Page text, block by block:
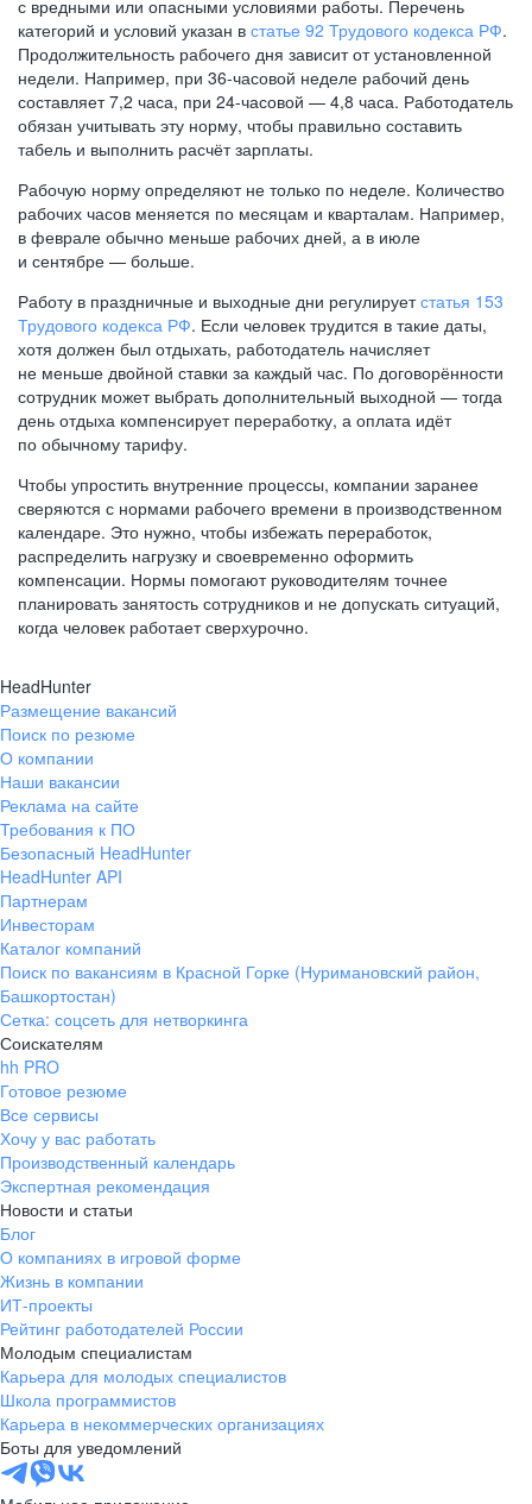
с вредными или опасными условиями работы. Перечень
категорий и условий указан в статье 92 Трудового кодекса РФ.
Продолжительность рабочего дня зависит от установленной
недели. Например, при 36-часовой неделе рабочий день
составляет 7,2 часа, при 24-часовой — 4,8 часа. Работодатель
обязан учитывать эту норму, чтобы правильно составить
табель и выполнить расчёт зарплаты.
Рабочую норму определяют не только по неделе. Количество
рабочих часов меняется по месяцам и кварталам. Например,
в феврале обычно меньше рабочих дней, а в июле
и сентябре — больше.
Работу в праздничные и выходные дни регулируетстатья 153
Трудового кодекса РФ. Если человек трудится в такие даты,
хотя должен был отдыхать, работодатель начисляет
не меньше двойной ставки за каждый час. По договорённости
сотрудник может выбрать дополнительный выходной — тогда
день отдыха компенсирует переработку, а оплата идёт
по обычному тарифу.
Чтобы упростить внутренние процессы, компании заранее
сверяются с нормами рабочего времени в производственном
календаре. Это нужно, чтобы избежать переработок,
распределить нагрузку и своевременно оформить
компенсации. Нормы помогают руководителям точнее
планировать занятость сотрудников и не допускать ситуаций,
когда человек работает сверхурочно.
HeadHunter
Размещение вакансий
Поиск по резюме
О компании
Наши вакансии
Реклама на сайте
Требования к ПО
Безопасный HeadHunter
HeadHunter API
Партнерам
Инвесторам
Каталог компаний
Поиск по вакансиям в Красной Горке (Нуримановский район,
Башкортостан)
Сетка: соцсеть для нетворкинга
Соискателям
hh PRO
Готовое резюме
Все сервисы
Хочу у вас работать
Производственный календарь
Экспертная рекомендация
Новости и статьи
Блог
О компаниях в игровой форме
Жизнь в компании
ИТ-проекты
Рейтинг работодателей России
Молодым специалистам
Карьера для молодых специалистов
Школа программистов
Карьера в некоммерческих организациях
Боты для уведомлений